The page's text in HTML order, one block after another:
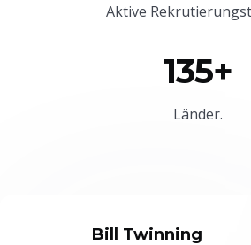
Aktive
135+
Länder.
Bill Twinning